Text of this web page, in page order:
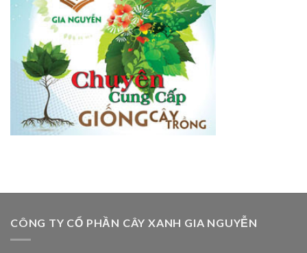
CÔNG TY CỔ PHẦN CÂY XANH GIA NGUYỄN